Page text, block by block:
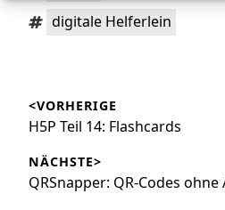
Schlagwörter:
digitale Helferlein
<VORHERIGE
Vorheriger
H5P Teil 14: Flashcards
NÄCHSTE>
Nächster
QRSnapper: QR-Codes